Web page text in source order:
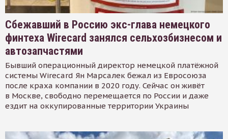
Сбежавший в Россию экс-глава немецкого
финтеха Wirecard занялся сельхозбизнесом и
автозапчастями
Бывший операционный директор немецкой платёжной
системы Wirecard Ян Марсалек бежал из Евросоюза
после краха компании в 2020 году. Сейчас он живёт
в Москве, свободно перемещается по России и даже
ездит на оккупированные территории Украины